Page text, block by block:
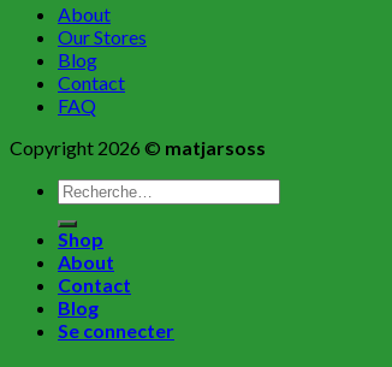
About
Our Stores
Blog
Contact
FAQ
Copyright 2026 © matjarsoss
Recherche
pour :
Shop
About
Contact
Blog
Se connecter